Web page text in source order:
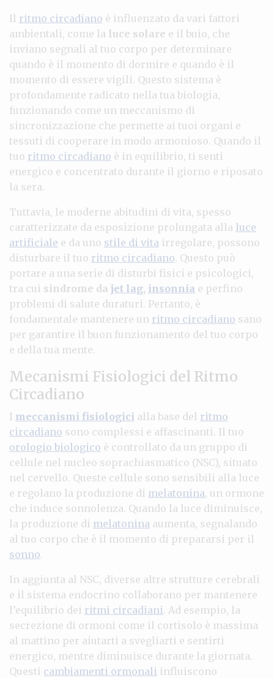
Il ritmo circadiano è influenzato da vari fattori
ambientali, come la luce solare e il buio, che
inviano segnali al tuo corpo per determinare
quando è il momento di dormire e quando è il
momento di essere vigili. Questo sistema è
profondamente radicato nella tua biologia,
funzionando come un meccanismo di
sincronizzazione che permette ai tuoi organi e
tessuti di cooperare in modo armonioso. Quando il
tuo ritmo circadiano è in equilibrio, ti senti
energico e concentrato durante il giorno e riposato
la sera.
Tuttavia, le moderne abitudini di vita, spesso
caratterizzate da esposizione prolungata alla luce
artificiale e da uno stile di vita irregolare, possono
disturbare il tuo ritmo circadiano. Questo può
portare a una serie di disturbi fisici e psicologici,
tra cui sindrome da jet lag, insonnia e perfino
problemi di salute duraturi. Pertanto, è
fondamentale mantenere un ritmo circadiano sano
per garantire il buon funzionamento del tuo corpo
e della tua mente.
Mecanismi Fisiologici del Ritmo
Circadiano
I meccanismi fisiologici alla base del ritmo
circadiano sono complessi e affascinanti. Il tuo
orologio biologico è controllato da un gruppo di
cellule nel nucleo soprachiasmatico (NSC), situato
nel cervello. Queste cellule sono sensibili alla luce
e regolano la produzione di melatonina, un ormone
che induce sonnolenza. Quando la luce diminuisce,
la produzione di melatonina aumenta, segnalando
al tuo corpo che è il momento di prepararsi per il
sonno.
In aggiunta al NSC, diverse altre strutture cerebrali
e il sistema endocrino collaborano per mantenere
l’equilibrio dei ritmi circadiani. Ad esempio, la
secrezione di ormoni come il cortisolo è massima
al mattino per aiutarti a svegliarti e sentirti
energico, mentre diminuisce durante la giornata.
Questi cambiamenti ormonali influiscono